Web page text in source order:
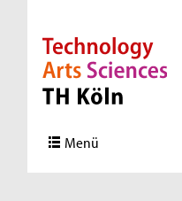
Direkt zur Hauptnavigation
Direkt zur Subnavigation
Direkt zum Inhalt
Direkt zum Fußbereich
Menü